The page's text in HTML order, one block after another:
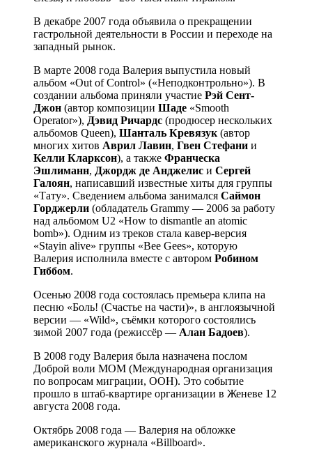
В декабре 2007 года объявила о прекращении
гастрольной деятельности в России и переходе на
западный рынок.
В марте 2008 года Валерия выпустила новый
альбом «Out of Control» («Неподконтрольно»). В
создании альбома приняли участие Рэй Сент-
Джон (автор композиции Шаде «Smooth
Operator»), Дэвид Ричардс (продюсер нескольких
альбомов Queen), Шанталь Кревязук (автор
многих хитов Аврил Лавин, Гвен Стефани и
Келли Кларксон), а также Франческа
Эшлиманн, Джордж де Анджелис и Сергей
Галоян, написавший известные хиты для группы
«Тату». Сведением альбома занимался Саймон
Горджерли (обладатель Grammy — 2006 за работу
над альбомом U2 «How to dismantle an atomic
bomb»). Одним из треков стала кавер-версия
«Stayin alive» группы «Bee Gees», которую
Валерия исполнила вместе с автором Робином
Гиббом.
Осенью 2008 года состоялась премьера клипа на
песню «Боль! (Счастье на части)», в англоязычной
версии — «Wild», съёмки которого состоялись
зимой 2007 года (режиссёр — Алан Бадоев).
В 2008 году Валерия была назначена послом
Доброй воли МОМ (Международная организация
по вопросам миграции, ООН). Это событие
прошло в штаб-квартире организации в Женеве 12
августа 2008 года.
Октябрь 2008 года — Валерия на обложке
американского журнала «Billboard».